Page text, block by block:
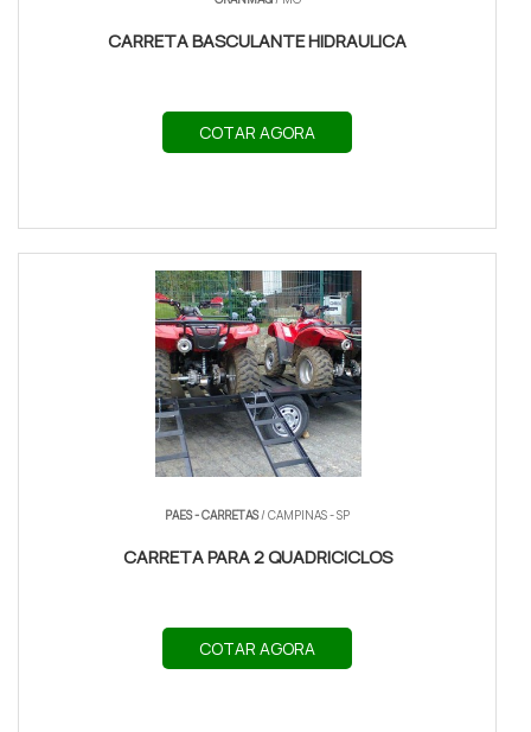
CARRETA BASCULANTE HIDRAULICA
COTAR AGORA
PAES - CARRETAS/ CAMPINAS - SP
CARRETA PARA 2 QUADRICICLOS
COTAR AGORA